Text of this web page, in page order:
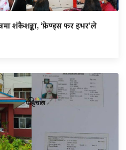
शंकैशङ्का, ‘फ्रेण्ड्स फर इभर’ले